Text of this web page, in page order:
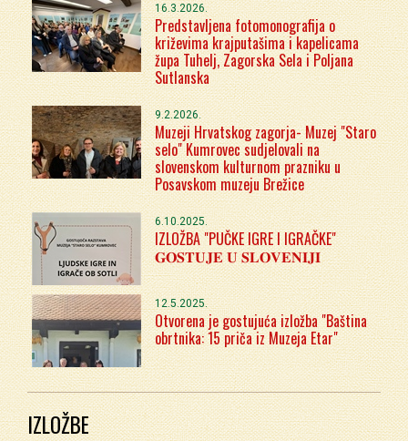
16.3.2026.
Predstavljena fotomonografija o
križevima krajputašima i kapelicama
župa Tuhelj, Zagorska Sela i Poljana
Sutlanska
9.2.2026.
Muzeji Hrvatskog zagorja- Muzej "Staro
selo" Kumrovec sudjelovali na
slovenskom kulturnom prazniku u
Posavskom muzeju Brežice
6.10.2025.
IZLOŽBA "PUČKE IGRE I IGRAČKE"
𝐆𝐎𝐒𝐓𝐔𝐉𝐄 𝐔 𝐒𝐋𝐎𝐕𝐄𝐍𝐈𝐉𝐈
12.5.2025.
Otvorena je gostujuća izložba "Baština
obrtnika: 15 priča iz Muzeja Etar"
IZLOŽBE